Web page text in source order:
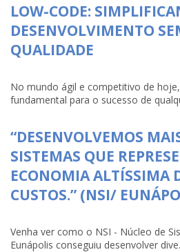
LOW-CODE:
DESENVOLVIMENTO
QUALIDADE
No mundo ágil e competitivo de
fundamental para o sucesso de
“DESENVOLVEMOS
SISTEMAS QUE
ECONOMIA ALTÍSSIMA
CUSTOS.” (NSI/
Venha ver como o NSI - Núcleo de
Eunápolis conseguiu desenvolver